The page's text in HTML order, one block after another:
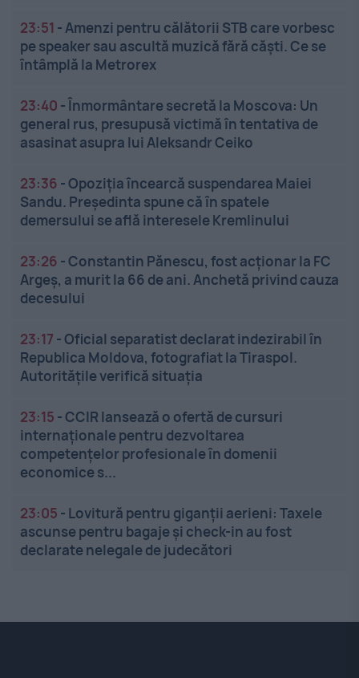
23:51 -Amenzi pentru călătorii STB care vorbesc
pe speaker sau ascultă muzică fără căști. Ce se
întâmplă la Metrorex
23:40 -Înmormântare secretă la Moscova: Un
general rus, presupusă victimă în tentativa de
asasinat asupra lui Aleksandr Ceiko
23:36 -Opoziția încearcă suspendarea Maiei
Sandu. Președinta spune că în spatele
demersului se află interesele Kremlinului
23:26 -Constantin Pănescu, fost acționar la FC
Argeș, a murit la 66 de ani. Anchetă privind cauza
decesului
23:17 -Oficial separatist declarat indezirabil în
Republica Moldova, fotografiat la Tiraspol.
Autoritățile verifică situația
23:15 -CCIR lansează o ofertă de cursuri
internaționale pentru dezvoltarea
competențelor profesionale în domenii
economice s...
23:05 - Lovitură pentru giganții aerieni: Taxele
ascunse pentru bagaje și check-in au fost
declarate nelegale de judecători